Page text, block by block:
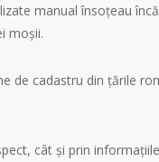
manual însoțeau
moșii.
de cadastru din țările
cât și prin